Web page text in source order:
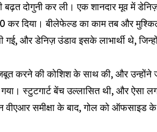
दोगुनी कर ली। एक शानदार मूव में
दिया। बीलेफेल्ड का काम तब और मुश्किल
और डेनिज़ उंडाव इसके लाभार्थी थे,
करने की कोशिश के साथ की, और उन्होंने
स्टुटगार्ट बेंच उल्लासित थी, और ऐसा
समीक्षा के बाद, गोल को ऑफसाइड के